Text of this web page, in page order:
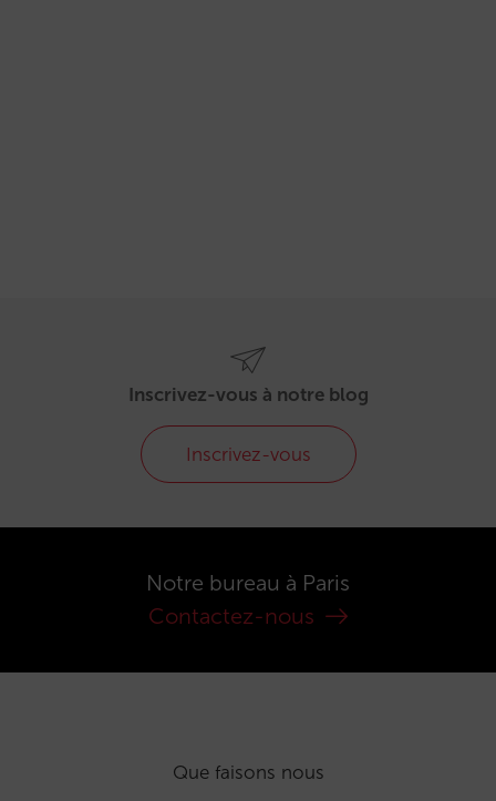
Inscrivez-vous à notre blog
Inscrivez-vous
Notre bureau à Paris
Contactez-nous
Que faisons nous